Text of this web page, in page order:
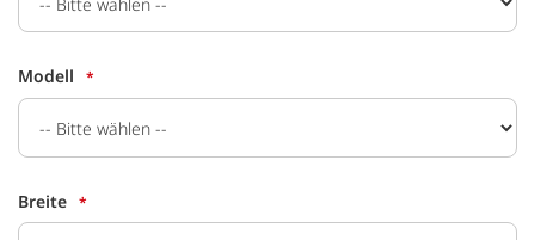
Modell
Breite